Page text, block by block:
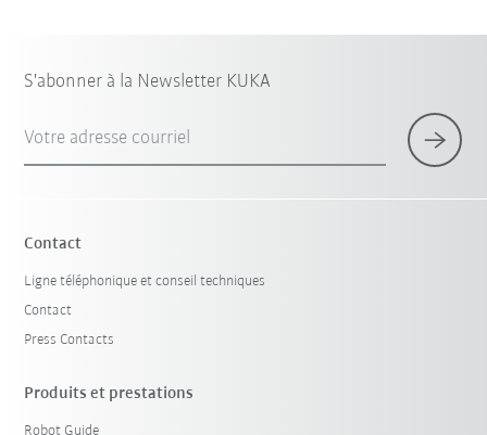
S'abonner à la Newsletter KUKA
Votre adresse courriel
Contact
Ligne téléphonique et conseil techniques
Contact
Press Contacts
Produits et prestations
Robot Guide